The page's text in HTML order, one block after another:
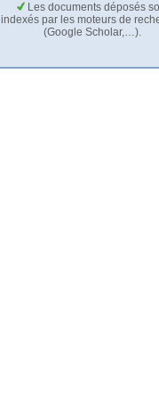
Les documents déposés
indexés par les moteurs de
(Google Scholar,…).